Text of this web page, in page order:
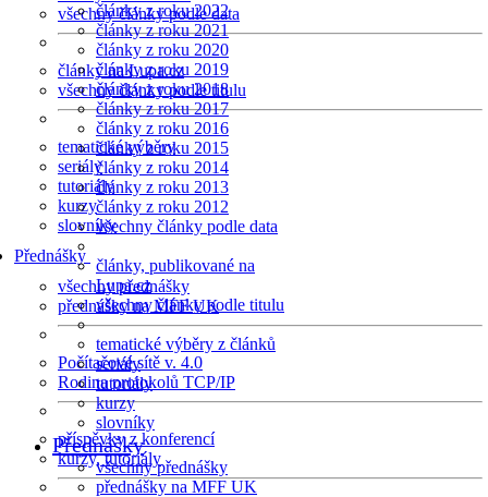
všechny články podle data
články na Lupa.cz
všechny články podle titulu
tematické výběry
seriály
tutoriály
kurzy
slovníky
Přednášky
všechny přednášky
přednášky na MFF UK
Počítačové sítě v. 4.0
Rodina protokolů TCP/IP
příspěvky z konferencí
kurzy, tutoriály
články z roku 2022
články z roku 2021
články z roku 2020
články z roku 2019
články z roku 2018
články z roku 2017
články z roku 2016
články z roku 2015
články z roku 2014
články z roku 2013
články z roku 2012
všechny články podle data
články, publikované na
Lupa.cz
všechny články podle titulu
tematické výběry z článků
seriály
tutoriály
kurzy
slovníky
Přednášky
všechny přednášky
přednášky na MFF UK